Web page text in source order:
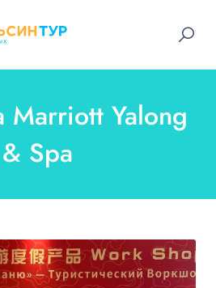
Marriott Yalong
Spa